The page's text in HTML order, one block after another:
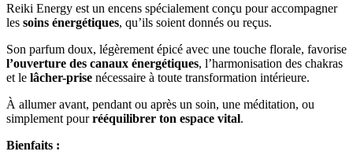
Reiki Energy est un encens spécialement conçu pour accompagner
les soins énergétiques, qu’ils soient donnés ou reçus.
Son parfum doux, légèrement épicé avec une touche florale, favorise
l’ouverture des canaux énergétiques, l’harmonisation des chakras
et le lâcher-prise nécessaire à toute transformation intérieure.
À allumer avant, pendant ou après un soin, une méditation, ou
simplement pourrééquilibrer ton espace vital.
Bienfaits :